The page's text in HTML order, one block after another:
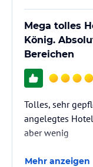
Mega tolles
König.
Bereichen
Tolles, sehr
angelegtes
aber wenig
Mehr anzeigen